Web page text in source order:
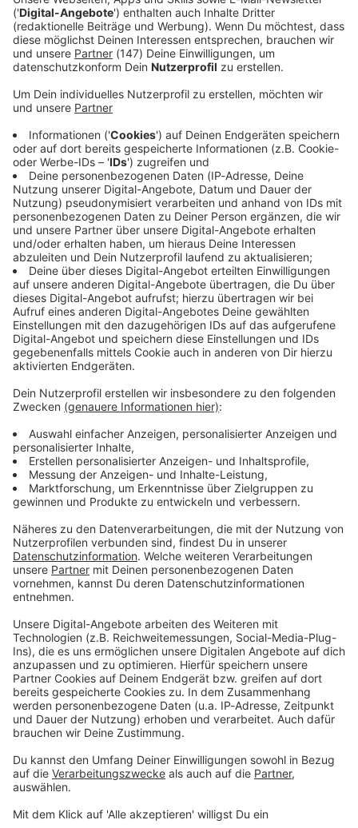
Immer auf dem Laufenden
bleiben!
Verpass' nichts mehr - mit unserem kostenlosen
ANTENNE BAYERN Newsletter. Ob Nachrichten,
Lifestyle oder unsere neuesten Aktionen - wir
informieren dich.
Zum Newsletter anmelden
Du möchtest uns etwas sagen?
Kontaktformular
Sprachnachricht
© dpa-infocom, dpa:260511-930-65327/1
DAS KÖNNTE DICH AUCH INTERESSIEREN